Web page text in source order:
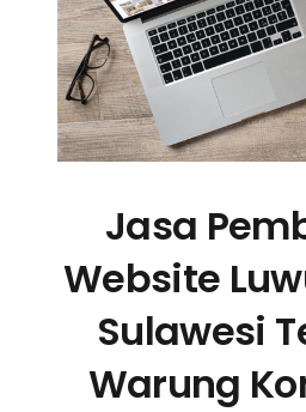
Jasa
Website
Sulawesi
Warung